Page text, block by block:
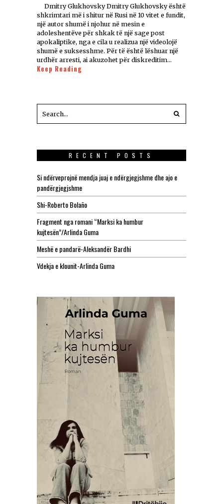
Dmitry Glukhovsky Dmitry Glukhovsky është
shkrimtari më i shitur në Rusi në 10 vitet e fundit,
një autor shumë i njohur në mesin e
adoleshentëve për shkak të një sage post
apokaliptike, nga e cila u realizua një videolojë
shumë e suksesshme. Për të është lëshuar një
urdhër arresti, ai akuzohet për diskreditim…
Keep Reading
RECENT POSTS
Si ndërveprojnë mendja juaj e ndërgjegjshme dhe ajo e
pandërgjegjshme
Shi-Roberto Bolaño
Fragment nga romani “Marksi ka humbur
kujtesën”/Arlinda Guma
Meshë e pandarë-Aleksandër Bardhi
Vdekja e klounit-Arlinda Guma